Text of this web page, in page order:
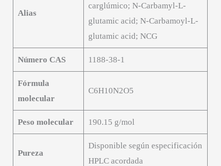
Alias
carglúmico; N-Carbamyl-L-
glutamic acid; N-Carbamoyl-L-
glutamic acid; NCG
Número CAS 1188-38-1
Fórmula
molecular
C6H10N2O5
Peso molecular 190.15 g/mol
Pureza
Disponible según especificación
HPLC acordada